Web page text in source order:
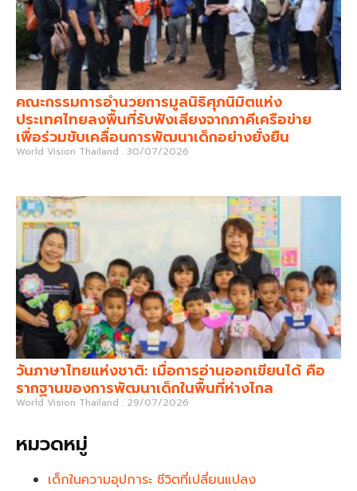
คณะกรรมการอำนวยการมูลนิธิศุภนิมิตแห่ง
ประเทศไทยลงพื้นที่รับฟังเสียงจากภาคีเครือข่าย
เพื่อร่วมขับเคลื่อนการพัฒนาเด็กอย่างยั่งยืน
World Vision Thailand 30/07/2026
วันภาษาไทยแห่งชาติ: เมื่อการอ่านออกเขียนได้ คือ
รากฐานของการพัฒนาเด็กในพื้นที่ห่างไกล
World Vision Thailand 29/07/2026
หมวดหมู่
เด็กในความอุปการะ ชีวิตที่เปลี่ยนแปลง